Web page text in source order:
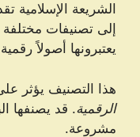
الشريعة الإسلامية
إلى تصنيفات
يعتبرونها أصولاً
هذا التصنيف يؤثر
الرقمية. قد يصنفها
مشروعة.